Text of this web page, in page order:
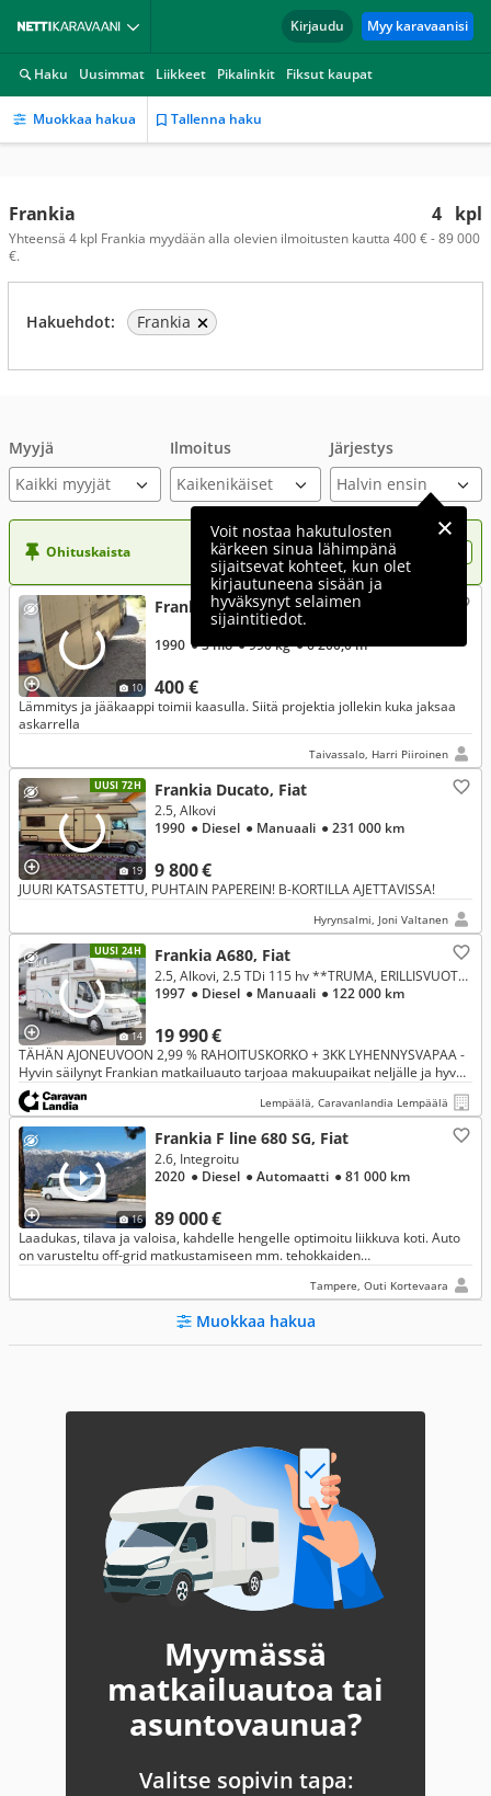
Kirjaudu Myy karavaanisi
Haku Uusimmat Liikkeet Pikalinkit Fiksut kaupat
Muokkaa hakua Tallenna haku
4 kpl
Frankia
Yhteensä 4 kpl Frankia myydään alla olevien ilmoitusten kautta 400 € - 89 000
€.
Hakuehdot: Frankia
Myyjä
Kaikki myyjät
Ilmoitus Järjestys
Voit nostaa hakutulosten
kärkeen sinua lähimpänä
sijaitsevat kohteet, kun olet
kirjautuneena sisään ja
hyväksynyt selaimen
sijaintitiedot.
Ohituskaista Nosta ilmoituksesi tähän?
10
Frankia Muu
400 €
1990 ● 3 hlö● 990 kg● 6 200,0 m
Lämmitys ja jääkaappi toimii kaasulla. Siitä projektia jollekin kuka jaksaa
askarrella
Taivassalo, Harri Piiroinen
UUSI 72H
19
Frankia Ducato, Fiat
9 800 €
2.5, Alkovi
1990 ● Diesel ● Manuaali ● 231 000 km
JUURI KATSASTETTU, PUHTAIN PAPEREIN! B-KORTILLA AJETTAVISSA!
Hyrynsalmi, Joni Valtanen
UUSI 24H
14
Frankia A680, Fiat
19 990 €
2.5, Alkovi, 2.5 TDi 115 hv **TRUMA, ERILLISVUOTEET, MARKIISI, ALKOVI **
1997 ● Diesel ● Manuaali ● 122 000 km
TÄHÄN AJONEUVOON 2,99 % RAHOITUSKORKO + 3KK LYHENNYSVAPAA -
Hyvin säilynyt Frankian matkailuauto tarjoaa makuupaikat neljälle ja hyvät
varusteet matkaan.
Lempäälä, Caravanlandia Lempäälä
16
Frankia F line 680 SG, Fiat
89 000 €
2.6, Integroitu
2020 ● Diesel ● Automaatti ● 81 000 km
Laadukas, tilava ja valoisa, kahdelle hengelle optimoitu liikkuva koti. Auto
on varusteltu off-grid matkustamiseen mm. tehokkaiden
Tampere, Outi Kortevaara
Muokkaa hakua
Myymässä
matkailuautoa tai
asuntovaunua?
Valitse sopivin tapa: